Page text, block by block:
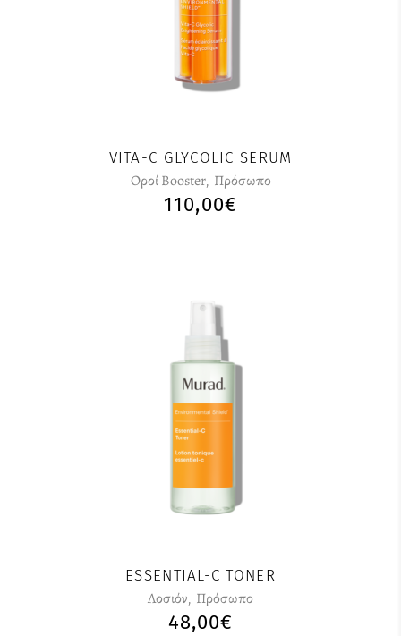
VITA-C GLYCOLIC SERUM
Οροί Booster, Πρόσωπο
110,00€
ESSENTIAL-C TONER
Λοσιόν, Πρόσωπο
48,00€